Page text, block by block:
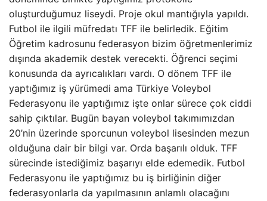
oluşturduğumuz liseydi. Proje okul mantığıyla yapıldı.
Futbol ile ilgili müfredatı TFF ile belirledik. Eğitim
Öğretim kadrosunu federasyon bizim öğretmenlerimiz
dışında akademik destek verecekti. Öğrenci seçimi
konusunda da ayrıcalıkları vardı. O dönem TFF ile
yaptığımız iş yürümedi ama Türkiye Voleybol
Federasyonu ile yaptığımız işte onlar sürece çok ciddi
sahip çıktılar. Bugün bayan voleybol takımımızdan
20’nin üzerinde sporcunun voleybol lisesinden mezun
olduğuna dair bir bilgi var. Orda başarılı olduk. TFF
sürecinde istediğimiz başarıyı elde edemedik. Futbol
Federasyonu ile yaptığımız bu iş birliğinin diğer
federasyonlarla da yapılmasının anlamlı olacağını